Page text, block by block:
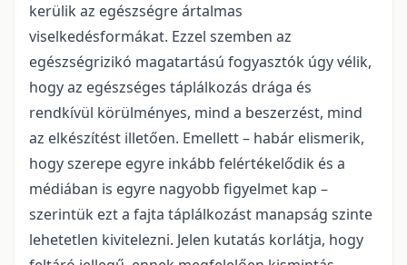
kerülik az egészségre ártalmas
viselkedésformákat. Ezzel szemben az
egészségrizikó magatartású fogyasztók úgy vélik,
hogy az egészséges táplálkozás drága és
rendkívül körülményes, mind a beszerzést, mind
az elkészítést illetően. Emellett – habár elismerik,
hogy szerepe egyre inkább felértékelődik és a
médiában is egyre nagyobb figyelmet kap –
szerintük ezt a fajta táplálkozást manapság szinte
lehetetlen kivitelezni. Jelen kutatás korlátja, hogy